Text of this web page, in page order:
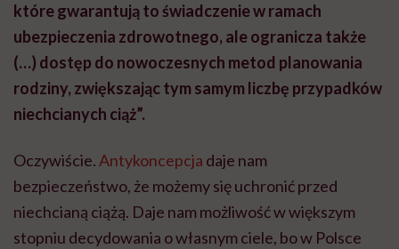
które gwarantują to świadczenie w ramach
ubezpieczenia zdrowotnego, ale ogranicza także
(…) dostęp do nowoczesnych metod planowania
rodziny, zwiększając tym samym liczbę przypadków
niechcianych ciąż”.
Oczywiście.Antykoncepcja daje nam
bezpieczeństwo, że możemy się uchronić przed
niechcianą ciążą. Daje nam możliwość w większym
stopniu decydowania o własnym ciele, bo w Polsce